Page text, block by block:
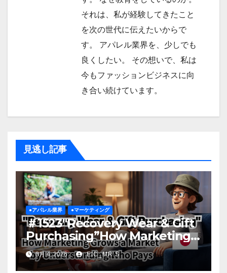
それは、私が経験してきたこと
を次の世代に伝えたいからで
す。 アパレル業界を、少しでも
良くしたい。 その想いで、私は
今もファッションビジネスに向
き合い続けています。
見逃し記事
●アパレル業界 ●マーケティング
＃1523″Recovery Wear & Gift
Purchasing”How Marketing
Grows a Market by
Understanding Who Pays
8月 4, 2026 EIC_MR.S